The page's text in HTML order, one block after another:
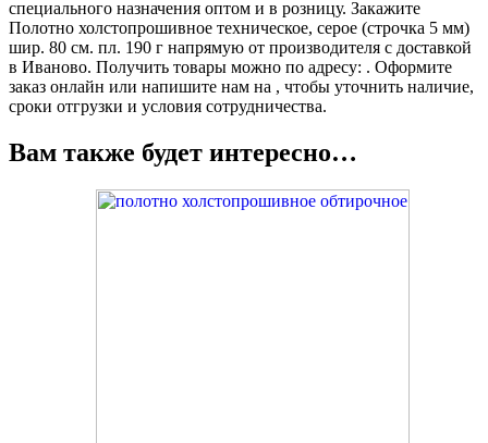
специального назначения оптом и в розницу. Закажите
Полотно холстопрошивное техническое, серое (строчка 5 мм)
шир. 80 см. пл. 190 г напрямую от производителя с доставкой
в Иваново. Получить товары можно по адресу: . Оформите
заказ онлайн или напишите нам на , чтобы уточнить наличие,
сроки отгрузки и условия сотрудничества.
Вам также будет интересно…